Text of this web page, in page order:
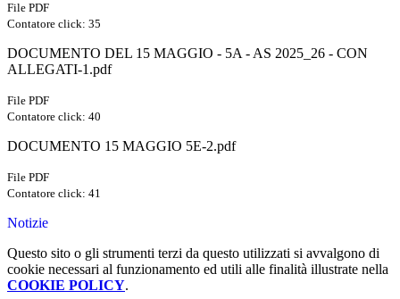
File PDF
Contatore click: 35
DOCUMENTO DEL 15 MAGGIO - 5A - AS 2025_26 - CON
ALLEGATI-1.pdf
File PDF
Contatore click: 40
DOCUMENTO 15 MAGGIO 5E-2.pdf
File PDF
Contatore click: 41
Notizie
Questo sito o gli strumenti terzi da questo utilizzati si avvalgono di
cookie necessari al funzionamento ed utili alle finalità illustrate nella
COOKIE POLICY.